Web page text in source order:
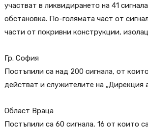
участват в ликвидирането на 41
обстановка. По-голямата част от
части от покривни конструкции,
Гр. София
Постъпили са над 200 сигнала, от
действат и служителите на
Област Враца
Постъпили са 60 сигнала, 16 от които